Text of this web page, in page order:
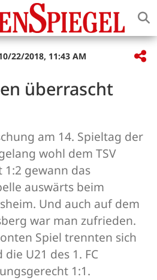
22/2018, 11:43 AM
überrascht
am 14. Spieltag der
wohl dem TSV
1:2 gewann das
auswärts beim
Und auch auf dem
war man zufrieden.
Spiel trennten sich
U21 des 1. FC
1:1.